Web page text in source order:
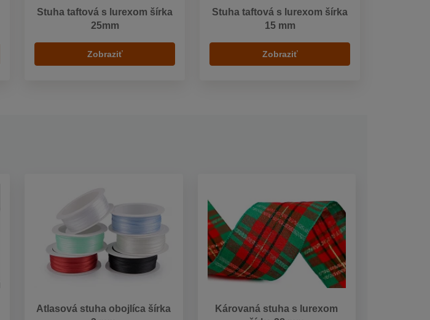
Stuha taftová s lurexom šírka
25mm
Zobraziť
Stuha taftová s lurexom šírka
15 mm
Zobraziť
Atlasová stuha obojlíca šírka
Károvaná stuha s lurexom